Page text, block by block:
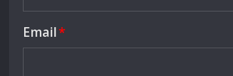
Email*